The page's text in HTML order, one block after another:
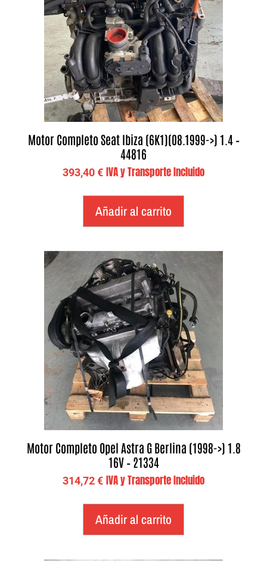
Motor Completo Seat Ibiza (6K1)(08.1999->) 1.4 –
44816
393,40€ IVA y Transporte Incluido
Añadir al carrito
Motor Completo Opel Astra G Berlina (1998->) 1.8
16V – 21334
314,72€ IVA y Transporte Incluido
Añadir al carrito